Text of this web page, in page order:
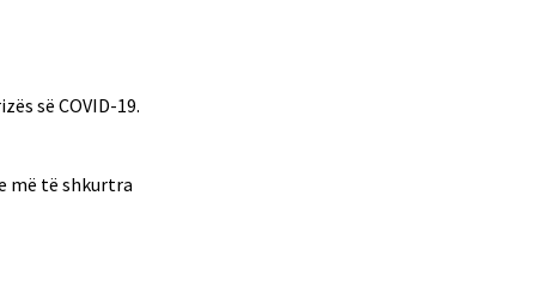
së COVID-19.
më të shkurtra